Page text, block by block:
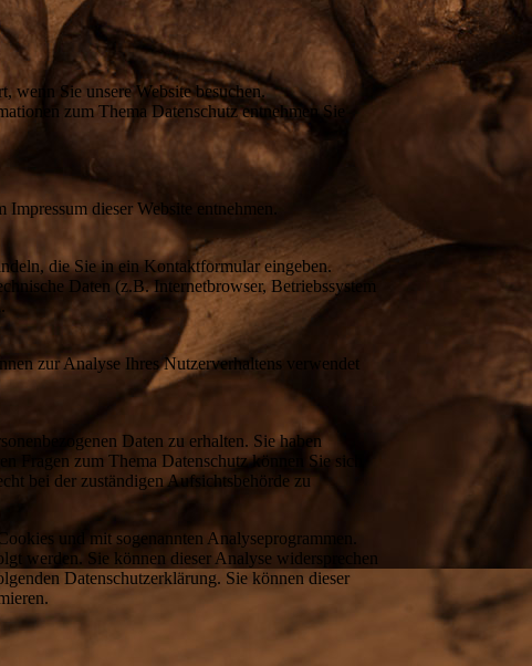
wenn Sie unsere Website besuchen.
zum Thema Datenschutz entnehmen Sie
dieser Website entnehmen.
die Sie in ein Kontaktformular eingeben.
Daten (z.B. Internetbrowser, Betriebssystem
zur Analyse Ihres Nutzerverhaltens verwendet
Daten zu erhalten. Sie haben
Fragen zum Thema Datenschutz können Sie sich
bei der zuständigen Aufsichtsbehörde zu
und mit sogenannten Analyseprogrammen.
werden. Sie können dieser Analyse widersprechen
Datenschutzerklärung. Sie können dieser